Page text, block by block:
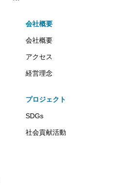
会社概要
会社概要
アクセス
経営理念
プロジェクト
SDGs
社会貢献活動